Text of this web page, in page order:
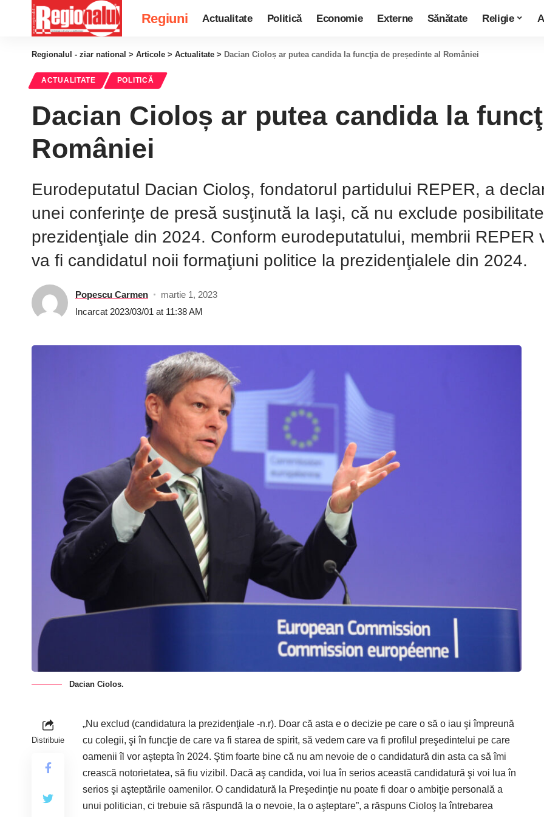
Regiuni Actualitate Politică Economie Externe Sănătate Religie
Regionalul - ziar national > Articole > Actualitate > Dacian Cioloș ar putea candida la funcţia de președinte al României
ACTUALITATE POLITICĂ
Dacian Cioloș ar putea candida la
României
Eurodeputatul Dacian Cioloş, fondatorul partidului REPER, a
unei conferinţe de presă susţinută la Iaşi, că nu exclude
prezidenţiale din 2024. Conform eurodeputatului, membrii REPER
va fi candidatul noii formaţiuni politice la prezidenţialele din 2024.
Popescu Carmen
martie 1, 2023
Incarcat 2023/03/01 at 11:38 AM
Dacian Ciolos.
Distribuie
„Nu exclud (candidatura la prezidenţiale -n.r). Doar că asta e o decizie pe care o să o iau şi împreună
cu colegii, şi în funcţie de care va fi starea de spirit, să vedem care va fi profilul preşedintelui pe care
oamenii îl vor aştepta în 2024. Ştim foarte bine că nu am nevoie de o candidatură din asta ca să îmi
crească notorietatea, să fiu vizibil. Dacă aş candida, voi lua în serios această candidatură şi voi lua în
serios şi aşteptările oamenilor. O candidatură la Preşedinţie nu poate fi doar o ambiţie personală a
unui politician, ci trebuie să răspundă la o nevoie, la o aşteptare”, a răspuns Cioloş la întrebarea